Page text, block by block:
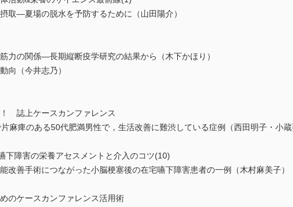
取―夏場の脱水を予防するために（山田陽介）
力の関係―長期縦断疫学研究の結果から（木下かほり）
向（今井志乃）
誌上ケースカンファレンス
痺のある50代肥満男性で，生活改善に難渋している症例（西田明子・小蔵
障害の栄養アセスメントと介入のコツ(10)
改善手術につながった小脳梗塞後の在宅嚥下障害患者の一例（木村麻美子）
のケースカンファレンス活用術